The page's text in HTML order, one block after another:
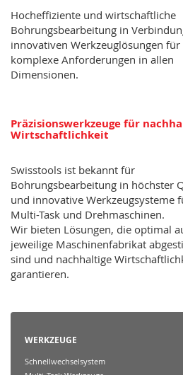
Hocheffiziente und wirtschaftliche
Bohrungsbearbeitung in
innovativen Werkzeuglösungen für
komplexe Anforderungen in allen
Dimensionen.
Präzisionswerkzeuge für
Wirtschaftlichkeit
Swisstools ist bekannt für
Bohrungsbearbeitung in höchster
und innovative Werkzeugsysteme
Multi-Task und Drehmaschinen.
Wir bieten Lösungen, die optimal
jeweilige Maschinenfabrikat
sind und nachhaltige
garantieren.
WERKZEUGE
Schnellwechselsystem